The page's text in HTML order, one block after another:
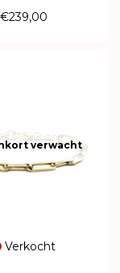
€239,00
verwacht
Verkocht